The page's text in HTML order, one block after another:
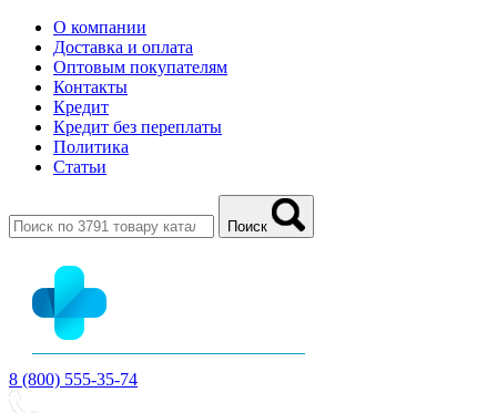
О компании
Доставка и оплата
Оптовым покупателям
Контакты
Кредит
Кредит без переплаты
Политика
Статьи
Поиск
8 (800) 555-35-74